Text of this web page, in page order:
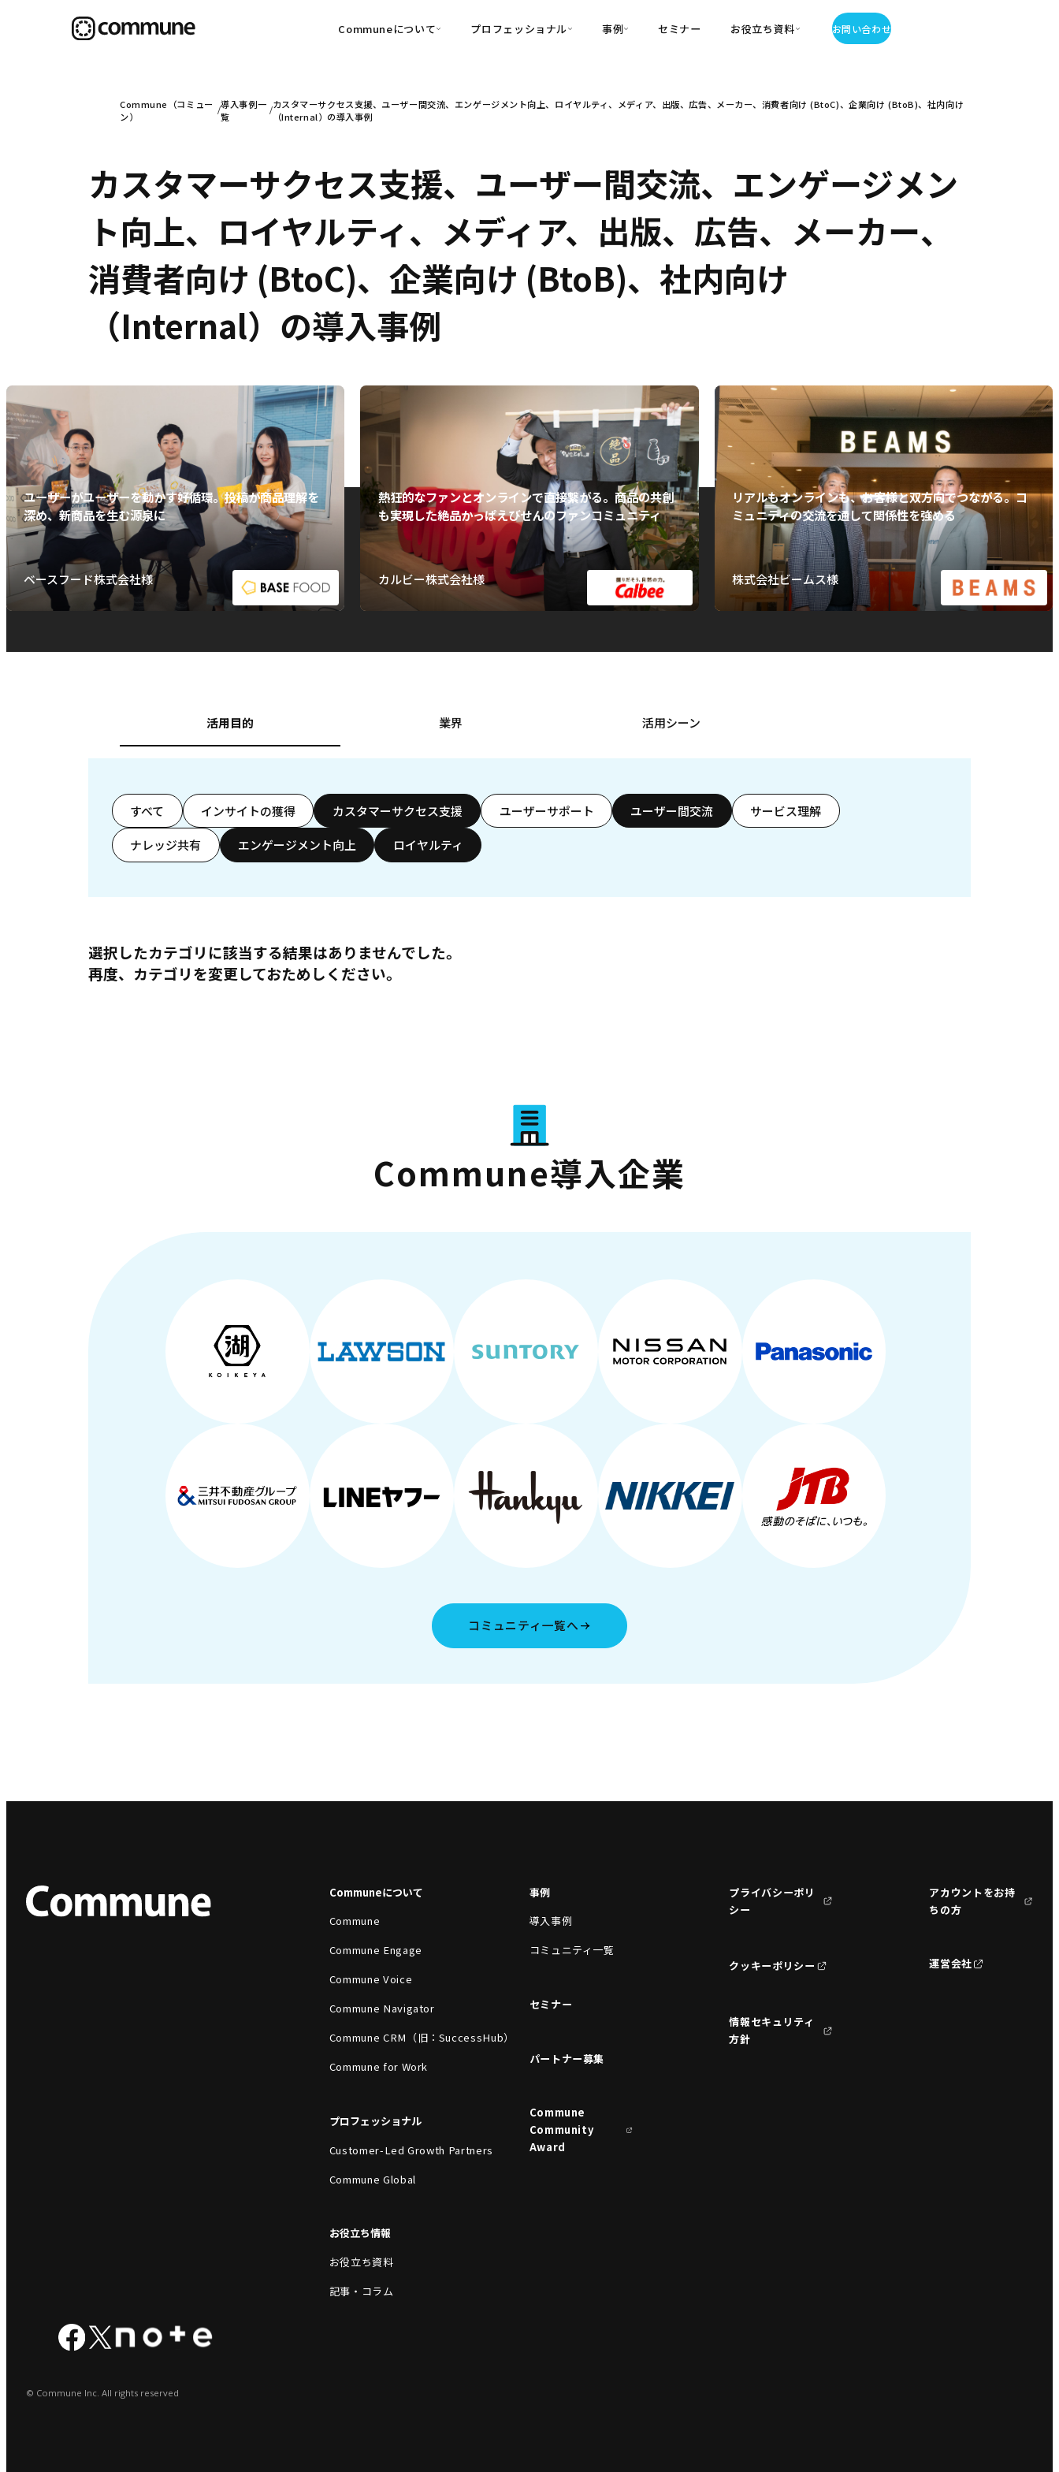
Communeについて
可視化
・Commune Engage
育成
信頼を醸成する信頼起点経営基盤
SuccessHub）
・Commune for Work
プロフェッショナル
・Customer-Led Growth
事例
導入事例
セミナー お役立ち資料
・お役立ち資料
お問い合わせ
Commune（コミュー
ン）
導入事例一
覧
カスタマーサクセス支援、ユーザー間交流、エンゲージメント向上、ロイヤルティ、メディア、出版、広告、メーカー、消費者向け (BtoC)、企業向け (BtoB)、社内向け
（Internal）の導入事例
カスタマーサクセス支援、ユーザー間交流、エンゲージメン
ト向上、ロイヤルティ、メディア、出版、広告、メーカー、
消費者向け (BtoC)、企業向け (BtoB)、社内向け
（Internal）の導入事例
ユーザーがユーザーを動かす好循環。投稿が商品理解を
深め、新商品を生む源泉に
ベースフード株式会社様
熱狂的なファンとオンラインで直接繋がる。商品の共創
も実現した絶品かっぱえびせんのファンコミュニティ
カルビー株式会社様
リアルもオンラインも、お客様と双方向でつながる。コ
ミュニティの交流を通して関係性を強める
株式会社ビームス様
活用目的 業界 活用シーン
すべて インサイトの獲得 カスタマーサクセス支援 ユーザーサポート ユーザー間交流 サービス理解
ナレッジ共有 エンゲージメント向上 ロイヤルティ
選択したカテゴリに該当する結果はありませんでした。
再度、カテゴリを変更しておためしください。
Commune導入企業
コミュニティ一覧へ
Communeについて
Commune
Commune Engage
Commune Voice
Commune Navigator
Commune CRM（旧：SuccessHub）
Commune for Work
プロフェッショナル
Customer-Led Growth Partners
Commune Global
お役立ち情報
お役立ち資料
記事・コラム
事例
導入事例
コミュニティ一覧
セミナー
パートナー募集
Commune
Community
Award
プライバシーポリ
シー
クッキーポリシー
情報セキュリティ
方針
アカウントをお持
ちの方
運営会社
© Commune Inc. All rights reserved